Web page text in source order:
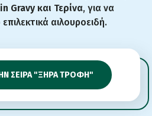
Gravy και Τερίνα, για να
αιλουροειδή.
ΣΕΙΡΑ "ΞΗΡΑ ΤΡΟΦΗ"